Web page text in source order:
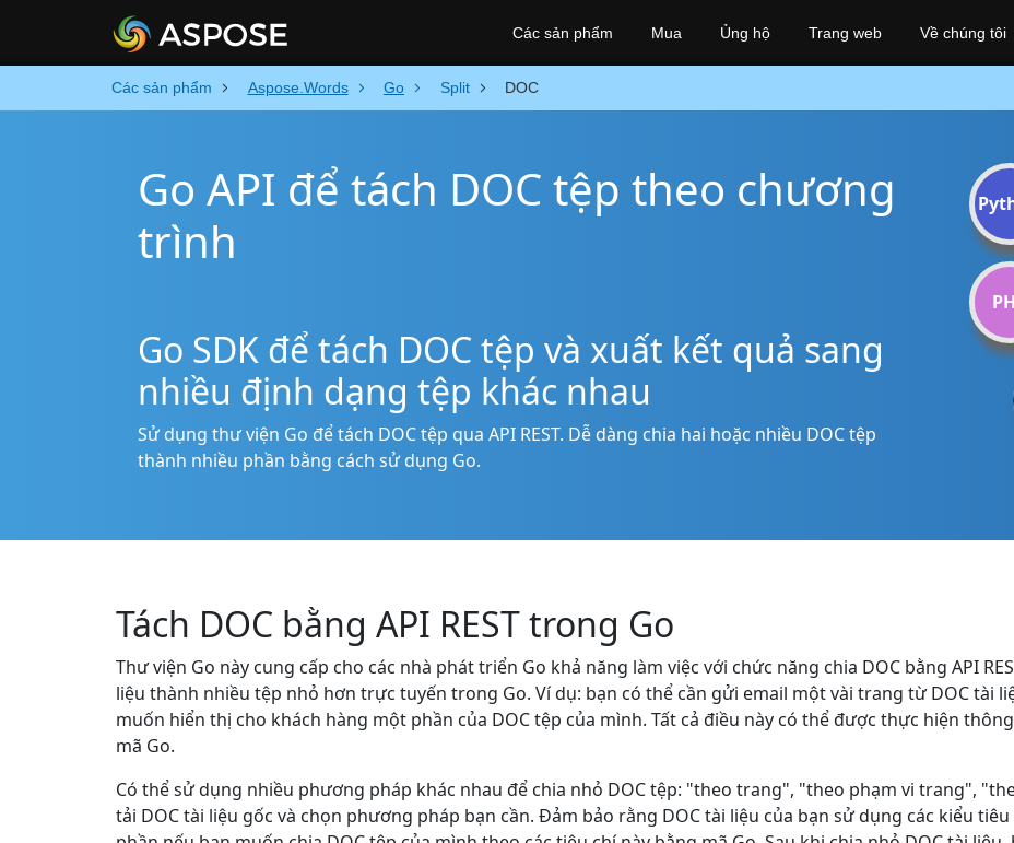
Các sản phẩm Aspose.Words Go Split DOC
Go API để tách DOC tệp theo chương
trình
Go SDK để tách DOC tệp và xuất kết quả sang
nhiều định dạng tệp khác nhau
Sử dụng thư viện Go để tách DOC tệp qua API REST. Dễ dàng chia hai hoặc nhiều DOC tệp
thành nhiều phần bằng cách sử dụng Go.
Tách DOC bằng API REST trong Go
Thư viện Go này cung cấp cho các nhà phát triển Go khả năng làm việc với chức năng chia DOC bằng API
liệu thành nhiều tệp nhỏ hơn trực tuyến trong Go. Ví dụ: bạn có thể cần gửi email một vài trang từ DOC tài
muốn hiển thị cho khách hàng một phần của DOC tệp của mình. Tất cả điều này có thể được thực hiện
mã Go.
Có thể sử dụng nhiều phương pháp khác nhau để chia nhỏ DOC tệp: "theo trang", "theo phạm vi trang",
tải DOC tài liệu gốc và chọn phương pháp bạn cần. Đảm bảo rằng DOC tài liệu của bạn sử dụng các kiểu
Các sản phẩm Mua Ủng hộ Trang web Về chúng tôi